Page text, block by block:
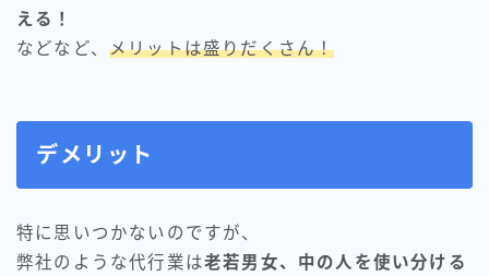
える！
などなど、 メリットは盛りだくさん！
デメリット
特に思いつかないのですが、
弊社のような代行業は老若男女、中の人を使い分ける